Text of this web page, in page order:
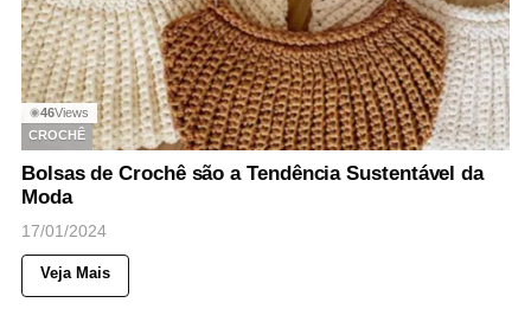
◉46Views
CROCHÊ
Bolsas de Crochê são a Tendência Sustentável da
Moda
17/01/2024
Veja Mais